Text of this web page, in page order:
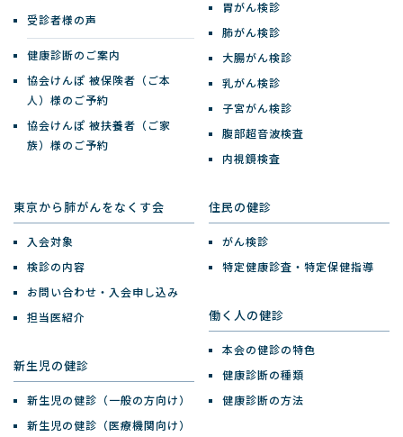
受診者様の声
健康診断のご案内
協会けんぽ 被保険者（ご本
人）様のご予約
協会けんぽ 被扶養者（ご家
族）様のご予約
胃がん検診
肺がん検診
大腸がん検診
乳がん検診
子宮がん検診
腹部超音波検査
内視鏡検査
東京から肺がんをなくす会
入会対象
検診の内容
お問い合わせ・入会申し込み
担当医紹介
新生児の健診
新生児の健診（一般の方向け）
新生児の健診（医療機関向け）
住民の健診
がん検診
特定健康診査・特定保健指導
働く人の健診
本会の健診の特色
健康診断の種類
健康診断の方法